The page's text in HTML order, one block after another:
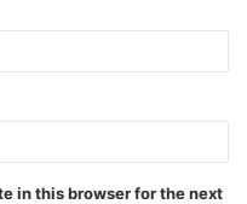
in this browser for the next